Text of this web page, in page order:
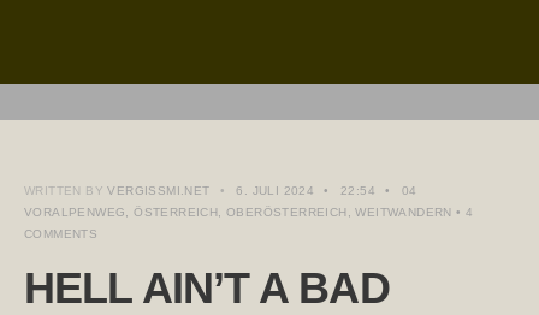
WRITTEN BYVERGISSMI.NET • 6. JULI 2024 • 22:54 •
04
VORALPENWEG
,ÖSTERREICH ,OBERÖSTERREICH ,WEITWANDERN • 4
COMMENTS
HELL AIN’T A BAD